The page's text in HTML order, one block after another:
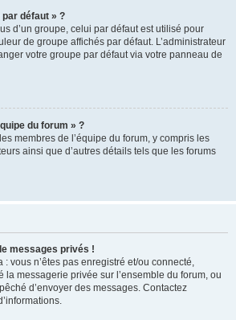
par défaut » ?
d’un groupe, celui par défaut est utilisé pour
de groupe affichés par défaut. L’administrateur
votre groupe par défaut via votre panneau de
du forum » ?
membres de l’équipe du forum, y compris les
ainsi que d’autres détails tels que les forums
messages privés !
: vous n’êtes pas enregistré et/ou connecté,
la messagerie privée sur l’ensemble du forum, ou
d’envoyer des messages. Contactez